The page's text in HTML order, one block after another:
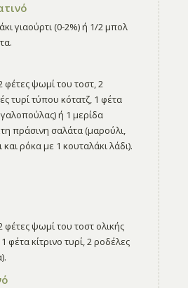
γιαούρτι (0-2%) ή 1/2 μπολ
φέτες ψωμί του τοστ, 2
τυρί τύπου κότατζ, 1 φέτα
ή 1 μερίδα
πράσινη σαλάτα (μαρούλι,
και ρόκα με 1 κουταλάκι λάδι).
φέτες ψωμί του τοστ ολικής
φέτα κίτρινο τυρί, 2 ροδέλες